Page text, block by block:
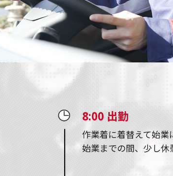
8:00 出勤
作業着に着替えて始業
始業までの間、少し休